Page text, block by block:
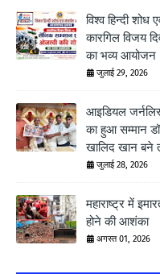
विश्व हिन्दी
कारगिल विजय
का भव्य आयोजन
जुलाई 29, 2026
आइडियल
का हुआ सम्मान डॉ
खालिद खान बने
जुलाई 28, 2026
महाराष्ट्र में
होने की आशंका
अगस्त 01, 2026